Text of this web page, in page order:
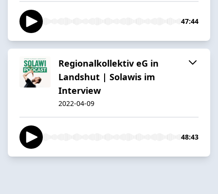
47:44
Regionalkollektiv eG in
Landshut | Solawis im
Interview
2022-04-09
48:43